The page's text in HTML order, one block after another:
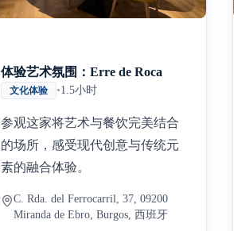
体验艺术氛围：Erre de Roca
文化体验 •1.5小时
参观这家将艺术与餐饮完美结合
的场所，感受现代创意与传统元
素的融合体验。
C. Rda. del Ferrocarril, 37, 09200
Miranda de Ebro, Burgos, 西班牙